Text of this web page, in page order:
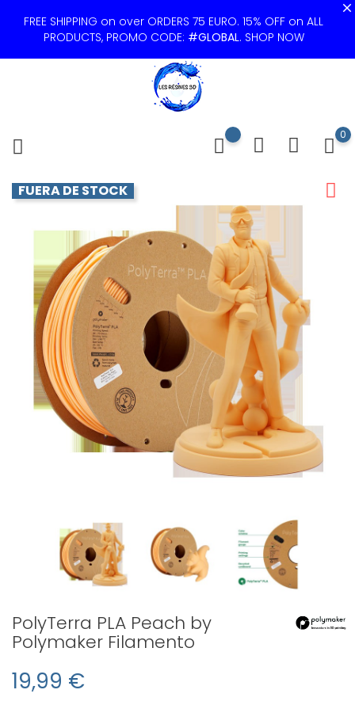
FREE SHIPPING on over ORDERS 75 EURO. 15% OFF on ALL
PRODUCTS, PROMO CODE: #GLOBAL. SHOP NOW
0
FUERA DE STOCK
PolyTerra PLA Peach by
Polymaker Filamento
19,99 €